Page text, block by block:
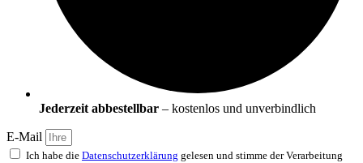
Jederzeit abbestellbar – kostenlos und unverbindlich
E-Mail
Ich habe die Datenschutzerklärung gelesen und stimme der Verarbeitung